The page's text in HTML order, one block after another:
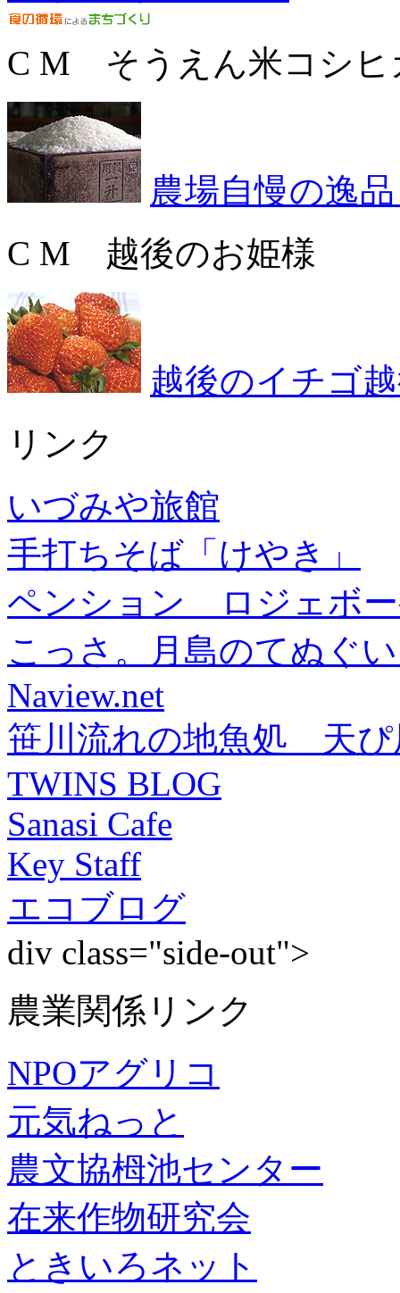
C M そうえん米コシヒ
農場自慢の逸
C M 越後のお姫様
越後のイチゴ
リンク
いづみや旅館
手打ちそば「けやき」
ペンション ロジェボ
こっさ。月島のてぬぐ
Naview.net
笹川流れの地魚処 天ぴ
TWINS BLOG
Sanasi Cafe
Key Staff
エコブログ
div class="side-out">
農業関係リンク
NPOアグリコ
元気ねっと
農文協栂池センター
在来作物研究会
ときいろネット